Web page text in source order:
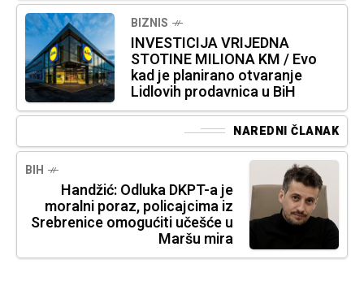
BIZNIS
INVESTICIJA VRIJEDNA
STOTINE MILIONA KM / Evo
kad je planirano otvaranje
Lidlovih prodavnica u BiH
NAREDNI ČLANAK
BIH
Handžić: Odluka DKPT-a je
moralni poraz, policajcima iz
Srebrenice omogućiti učešće u
Maršu mira